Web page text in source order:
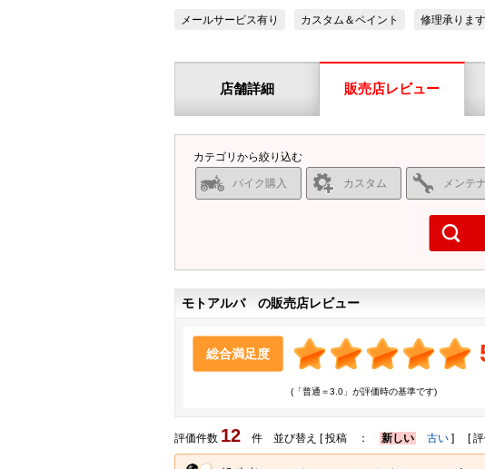
メールサービス有り カスタム＆ペイント 修理承ります
店舗詳細 販売店レビュー
カテゴリから絞り込む
バイク購入 カスタム メンテ
モトアルバ の販売店レビュー
総合満足度
(「普通＝3.0」が評価時の基準です)
評価件数 12 件 並び替え [ 投稿 ： 新しい 古い ] [